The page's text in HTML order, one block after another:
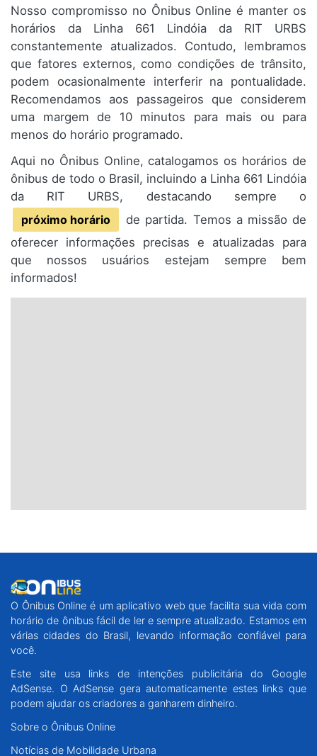
Nosso compromisso no Ônibus Online é manter os
horários da Linha 661 Lindóia da RIT URBS
constantemente atualizados. Contudo, lembramos
que fatores externos, como condições de trânsito,
podem ocasionalmente interferir na pontualidade.
Recomendamos aos passageiros que considerem
uma margem de 10 minutos para mais ou para
menos do horário programado.
Aqui no Ônibus Online, catalogamos os horários de
ônibus de todo o Brasil, incluindo a Linha 661 Lindóia
da RIT URBS, destacando sempre o
próximo horário
de partida. Temos a missão de
oferecer informações precisas e atualizadas para
que nossos usuários estejam sempre bem
informados!
O Ônibus Online é um aplicativo web que facilita sua vida com
horário de ônibus fácil de ler e sempre atualizado. Estamos em
várias cidades do Brasil, levando informação confiável para
você.
Este site usa links de intenções publicitária do Google
AdSense. O AdSense gera automaticamente estes links que
podem ajudar os criadores a ganharem dinheiro.
Sobre o Ônibus Online
Notícias de Mobilidade Urbana